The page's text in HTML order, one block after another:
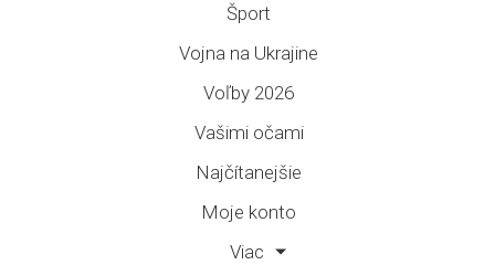
Šport
Vojna na Ukrajine
Voľby 2026
Vašimi očami
Najčítanejšie
Moje konto
Viac